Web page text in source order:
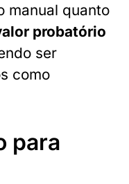
manual quanto
probatório
ser
como
para